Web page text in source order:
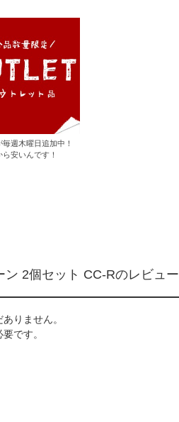
週木曜日追加中！
安いんです！
ン 2個セット CC-Rのレビュー
りません。
です。